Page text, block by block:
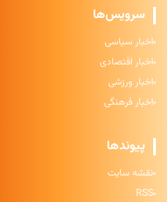
سرویس‌ها
اخبار سیاسی
اخبار اقتصادی
اخبار ورزشی
اخبار فرهنگی
پیوندها
نقشه سایت
RSS